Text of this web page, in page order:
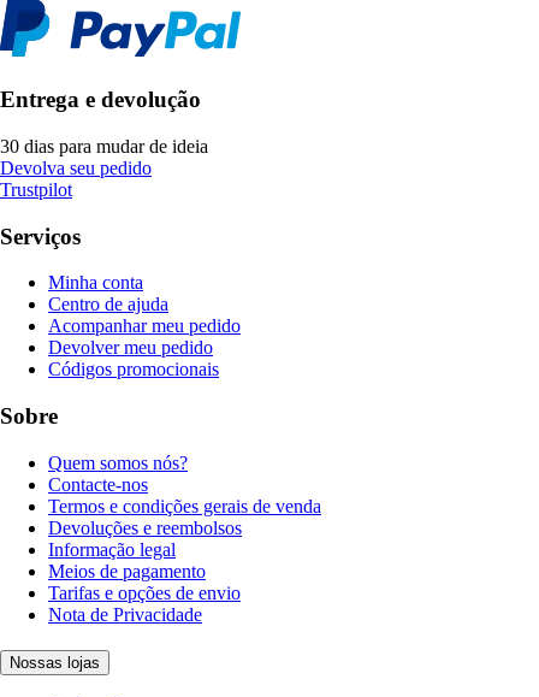
Entrega e devolução
30 dias para mudar de ideia
Devolva seu pedido
Trustpilot
Serviços
Minha conta
Centro de ajuda
Acompanhar meu pedido
Devolver meu pedido
Códigos promocionais
Sobre
Quem somos nós?
Contacte-nos
Termos e condições gerais de venda
Devoluções e reembolsos
Informação legal
Meios de pagamento
Tarifas e opções de envio
Nota de Privacidade
Nossas lojas